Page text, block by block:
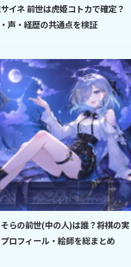
イネ 前世は虎姫コトカで確定？
声・経歴の共通点を検証
らの前世(中の人)は誰？将棋の実
ロフィール・絵師を総まとめ